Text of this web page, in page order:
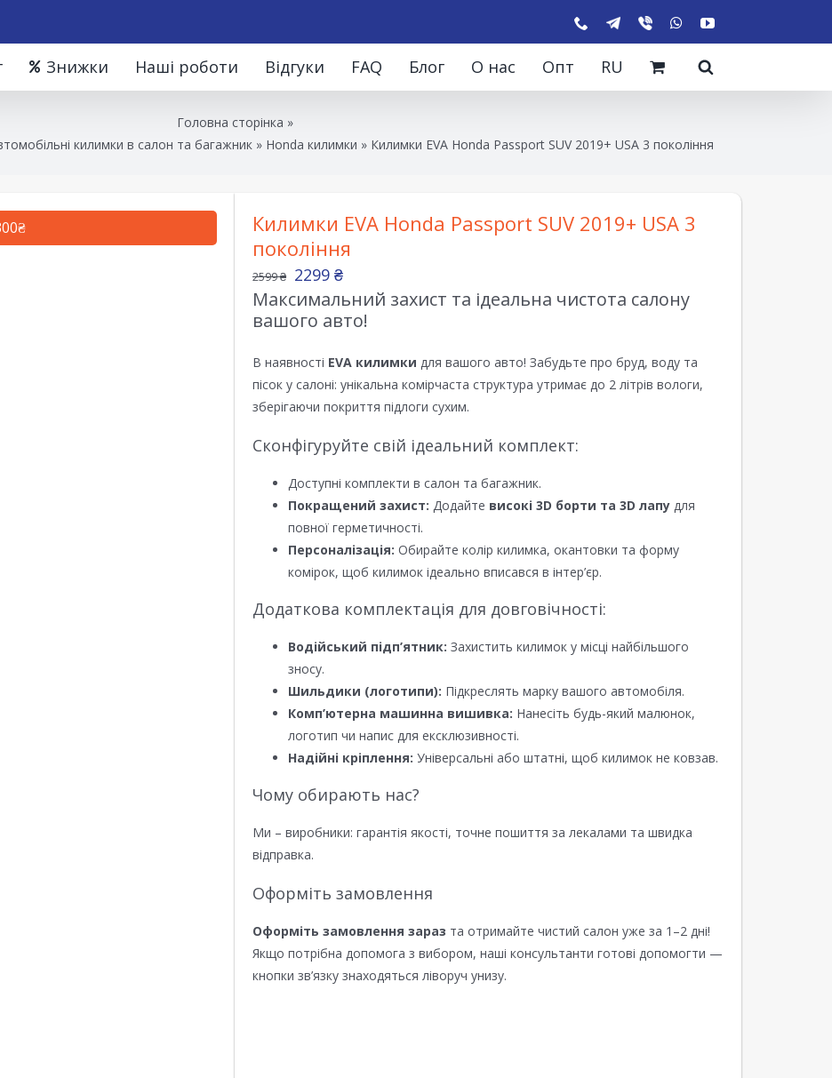
Знижки Наші роботи Відгуки FAQ Блог О нас Опт RU
Головна сторінка »
килимки в салон та багажник » Honda килимки » Килимки EVA Honda Passport SUV 2019+ USA 3 покоління
Килимки EVA Honda Passport SUV 2019+ USA 3
покоління
2599₴ 2299 ₴
Максимальний захист та ідеальна чистота салону
вашого авто!
В наявності EVA килимки для вашого авто! Забудьте про бруд, воду та
пісок у салоні: унікальна комірчаста структура утримає до 2 літрів вологи,
зберігаючи покриття підлоги сухим.
Сконфігуруйте свій ідеальний комплект:
Доступні комплекти в салон та багажник.
Покращений захист: Додайте високі 3D борти та 3D лапу для
повної герметичності.
Персоналізація: Обирайте колір килимка, окантовки та форму
комірок, щоб килимок ідеально вписався в інтер’єр.
Додаткова комплектація для довговічності:
Водійський підп’ятник: Захистить килимок у місці найбільшого
зносу.
Шильдики (логотипи): Підкреслять марку вашого автомобіля.
Комп’ютерна машинна вишивка: Нанесіть будь-який малюнок,
логотип чи напис для ексклюзивності.
Надійні кріплення: Універсальні або штатні, щоб килимок не ковзав.
Чому обирають нас?
Ми – виробники: гарантія якості, точне пошиття за лекалами та швидка
відправка.
Оформіть замовлення
Оформіть замовлення зараз та отримайте чистий салон уже за 1–2 дні!
Якщо потрібна допомога з вибором, наші консультанти готові допомогти —
кнопки зв’язку знаходяться ліворуч унизу.